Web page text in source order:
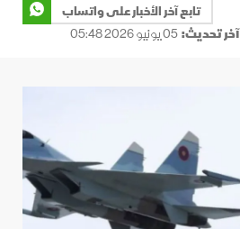
تابع آخر الأخبار على واتساب
آخر تحديث:05 يونيو 2026 05:48